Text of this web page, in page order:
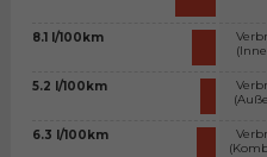
8.1 l/100km
5.2 l/100km
6.3 l/100km